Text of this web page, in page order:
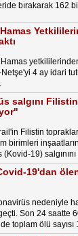
bırakarak 162
4 ay idari
salgını
Filistin
birimleri
19) salgınını
19'dan
nedeniyle
Son 24 saatte
toplam ölü